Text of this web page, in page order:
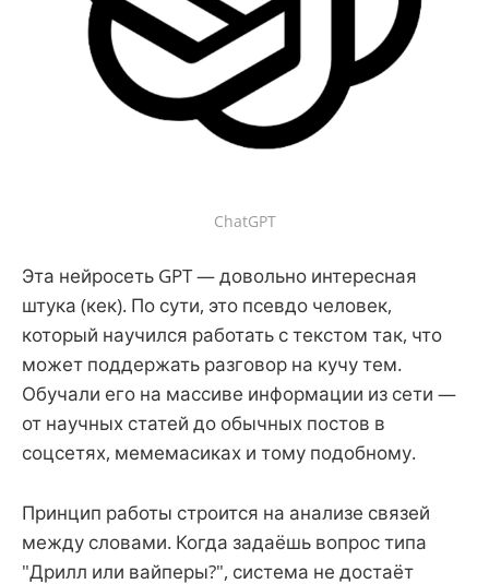
ChatGPT
Эта нейросеть GPT — довольно интересная
штука (кек). По сути, это псевдо человек,
который научился работать с текстом так, что
может поддержать разговор на кучу тем.
Обучали его на массиве информации из сети —
от научных статей до обычных постов в
соцсетях, мемемасиках и тому подобному.
Принцип работы строится на анализе связей
между словами. Когда задаёшь вопрос типа
"Дрилл или вайперы?", система не достаёт